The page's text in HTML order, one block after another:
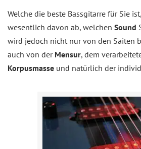
Welche die beste Bassgitarre für Sie
wesentlich davon ab, welchen Sound
wird jedoch nicht nur von den Saiten
auch von der Mensur, dem
Korpusmasse und natürlich der